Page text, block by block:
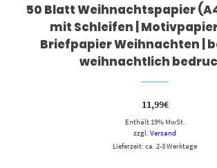
50 Blatt Weihnachtspapier
mit Schleifen |
Briefpapier Weihnachten |
weihnachtlich
11,99€
Enthält 19% MwSt.
zzgl. Versand
Lieferzeit: ca. 2-3 Werktage